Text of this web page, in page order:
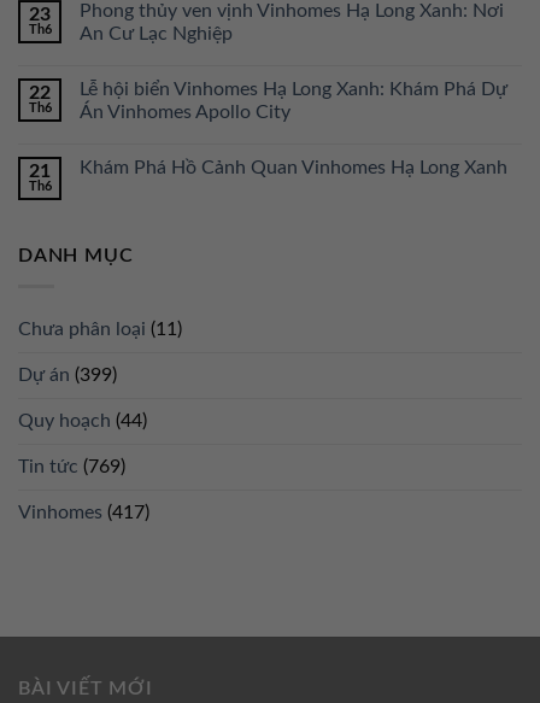
23
Th6
Phong thủy ven vịnh Vinhomes Hạ Long Xanh: Nơi
An Cư Lạc Nghiệp
22
Th6
Lễ hội biển Vinhomes Hạ Long Xanh: Khám Phá Dự
Án Vinhomes Apollo City
21
Th6
Khám Phá Hồ Cảnh Quan Vinhomes Hạ Long Xanh
DANH MỤC
Chưa phân loại (11)
Dự án (399)
Quy hoạch (44)
Tin tức (769)
Vinhomes (417)
BÀI VIẾT MỚI